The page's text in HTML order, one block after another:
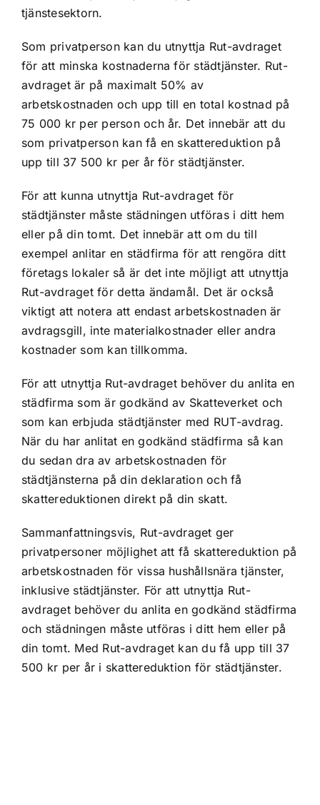
tjänstesektorn.
Som privatperson kan du utnyttja Rut-avdraget
för att minska kostnaderna för städtjänster. Rut-
avdraget är på maximalt 50% av
arbetskostnaden och upp till en total kostnad på
75 000 kr per person och år. Det innebär att du
som privatperson kan få en skattereduktion på
upp till 37 500 kr per år för städtjänster.
För att kunna utnyttja Rut-avdraget för
städtjänster måste städningen utföras i ditt hem
eller på din tomt. Det innebär att om du till
exempel anlitar en städfirma för att rengöra ditt
företags lokaler så är det inte möjligt att utnyttja
Rut-avdraget för detta ändamål. Det är också
viktigt att notera att endast arbetskostnaden är
avdragsgill, inte materialkostnader eller andra
kostnader som kan tillkomma.
För att utnyttja Rut-avdraget behöver du anlita en
städfirma som är godkänd av Skatteverket och
som kan erbjuda städtjänster med RUT-avdrag.
När du har anlitat en godkänd städfirma så kan
du sedan dra av arbetskostnaden för
städtjänsterna på din deklaration och få
skattereduktionen direkt på din skatt.
Sammanfattningsvis, Rut-avdraget ger
privatpersoner möjlighet att få skattereduktion på
arbetskostnaden för vissa hushållsnära tjänster,
inklusive städtjänster. För att utnyttja Rut-
avdraget behöver du anlita en godkänd städfirma
och städningen måste utföras i ditt hem eller på
din tomt. Med Rut-avdraget kan du få upp till 37
500 kr per år i skattereduktion för städtjänster.